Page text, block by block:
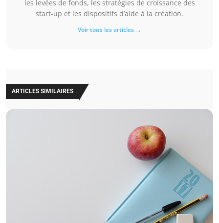
les levées de fonds, les stratégies de croissance des
start-up et les dispositifs d’aide à la création.
Voir tous les articles →
ARTICLES SIMILAIRES